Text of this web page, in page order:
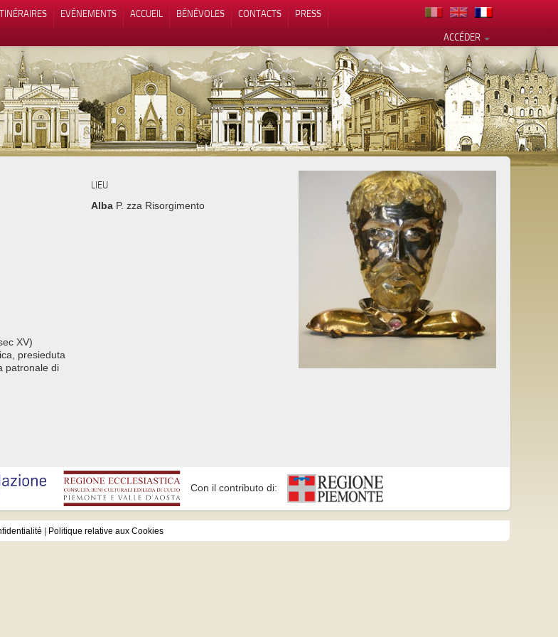
EVÉNEMENTS ACCUEIL BÉNÉVOLES CONTACTS
PRESS
ACCÉDER
XV)
presieduta
patronale di
LIEU
AlbaP. zza Risorgimento
Con il contributo di:
| Politique relative aux Cookies
Vos choix en matière de confidentialité